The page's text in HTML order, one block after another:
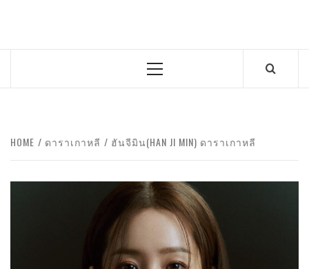
Primary
HOME ดาราเกาหลี ฮันจีมิน(HAN JI MIN) ดาราเกาหลี